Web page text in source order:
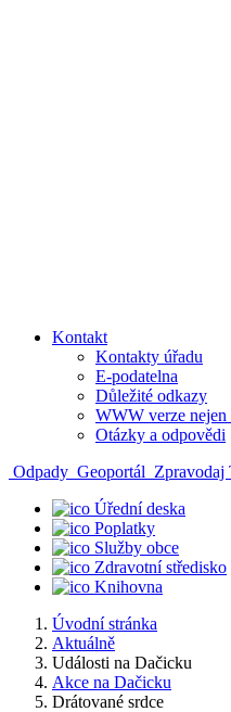
Kontakt
Kontakty úřadu
E-podatelna
Důležité odkazy
WWW verze nejen
Otázky a odpovědi
Odpady Geoportál Zpravodaj
Úřední deska
Poplatky
Služby obce
Zdravotní středisko
Knihovna
Úvodní stránka
Aktuálně
Události na Dačicku
Akce na Dačicku
Drátované srdce